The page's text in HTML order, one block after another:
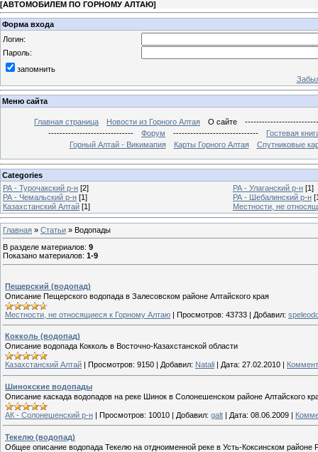
[АВТОМОБИЛЕМ ПО ГОРНОМУ АЛТАЮ]
Форма входа
Логин:
Пароль:
запомнить
Меню сайта
Главная страница Новости из Горного Алтая О сайте
------------------------------
Форум ------------------------------
Гостевая
Горный Алтай - Викимапия
Карты Горного Алтая Спутниковые
Categories
РА - Турочакский р-н [2] РА - Улаганский р-н [1]
РА - Чемальский р-н [1] РА - Шебалинский р-н
Казахстанский Алтай [1] Местности, не
Главная » Статьи » Водопады
В разделе материалов: 9
Показано материалов: 1-9
Пещерский (водопад)
Описание Пещерского водопада в Залесовском районе Алтайского края
Местности, не относящиеся к Горному Алтаю | Просмотров: 43733 | Добавил:
Кокколь (водопад)
Описание водопада Кокколь в Восточно-Казахстанской области
Казахстанский Алтай Просмотров: 9150 Добавил: Natali Дата: 27.02.2010
Шинокские водопады
Описание каскада водопадов на реке Шинок в Солонешенском районе Алтайского
АК - Солонешенский р-н | Просмотров: 10010 | Добавил: galt | Дата: 08.06.2009 |
Текелю (водопад)
Общее описание водопада Текелю на отдноименной реке в Усть-Коксинском районе